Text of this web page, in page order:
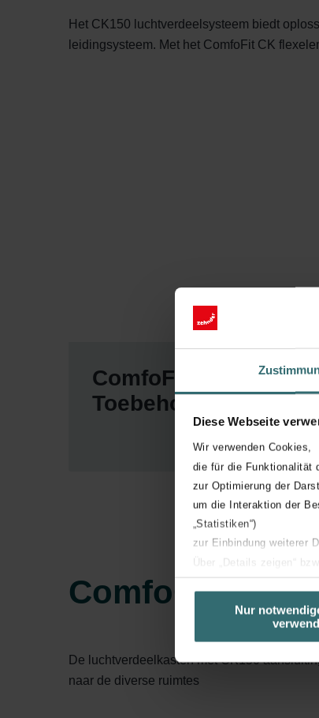
Diese Webseite
Wir verwenden Cookies,
die für die Funktionalität
zur Optimierung der
um die Interaktion der
„Statistiken“)
zur Einbindung weiterer
Über „Details zeigen“
unserer Website
basierend auf Ihren
Datenschutzerklärung
Datenschutzerklärung
Nur
Het CK150 luchtverdeelsysteem biedt
leidingsysteem. Met het ComfoFit CK
ComfoFit CK
Toebehoren
ComfoCube
De luchtverdeelkasten met CK150
naar de diverse ruimtes